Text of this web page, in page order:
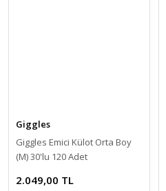
Giggles
Giggles Emici Külot Orta Boy
(M) 30'lu 120 Adet
2.049,00 TL